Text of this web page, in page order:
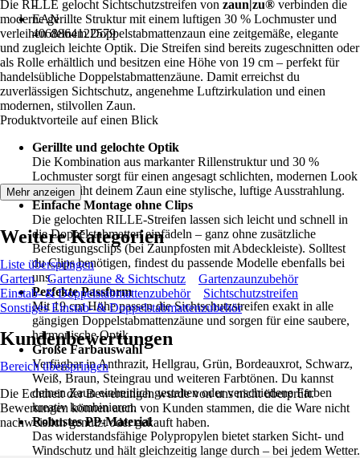
-
EAN
4068864122579
Die RILLE gelocht Sichtschutzstreifen von zaun|zu® verbinden die
moderne gerillte Struktur mit einem luftigen 30 % Lochmuster und
verleihen deinem Doppelstabmattenzaun eine zeitgemäße, elegante
und zugleich leichte Optik. Die Streifen sind bereits zugeschnitten oder
als Rolle erhältlich und besitzen eine Höhe von 19 cm – perfekt für
handelsübliche Doppelstabmattenzäune. Damit erreichst du
zuverlässigen Sichtschutz, angenehme Luftzirkulation und einen
modernen, stilvollen Zaun.
Produktvorteile auf einen Blick
Gerillte und gelochte Optik
Die Kombination aus markanter Rillenstruktur und 30 %
Lochmuster sorgt für einen angesagt schlichten, modernen Look
und verleiht deinem Zaun eine stylische, luftige Ausstrahlung.
Einfache Montage ohne Clips
Die gelochten RILLE-Streifen lassen sich leicht und schnell in
die Doppelstabmatten einfädeln – ganz ohne zusätzliche
Befestigungsclips (bei Zaunpfosten mit Abdeckleiste). Solltest
du Clips benötigen, findest du passende Modelle ebenfalls bei
uns.
Perfekte Passform
Mit 19 cm Höhe passen die Sichtschutzstreifen exakt in alle
gängigen Doppelstabmattenzäune und sorgen für eine saubere,
harmonische Optik.
Große Farbauswahl
Verfügbar in Anthrazit, Hellgrau, Grün, Bordeauxrot, Schwarz,
Weiß, Braun, Steingrau und weiteren Farbtönen. Du kannst
deinen Zaun einheitlich gestalten oder verschiedene Farben
kreativ kombinieren.
Robustes PP-Material
Das widerstandsfähige Polypropylen bietet starken Sicht- und
Windschutz und hält gleichzeitig lange durch – bei jedem Wetter.
Mehr anzeigen
Weitere Kategorien
Liste überspringen
Garten
Gartenzäune & Sichtschutz
Gartenzaunzubehör
Einstab- & Doppelstabmattenzubehör
Sichtschutzstreifen
Sonstiges Einstab- & Doppelstabmattenzubehör
Kundenbewertungen
Bereich überspringen
Die Echtheit der Bewertungen wurde von uns nicht überprüft.
Bewertungen können auch von Kunden stammen, die die Ware nicht
nachweislich genutzt oder gekauft haben.